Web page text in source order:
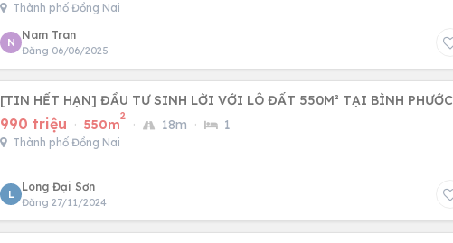
Thành phố Đồng Nai
N
Nam Tran
Đăng 06/06/2025
[TIN HẾT HẠN] ĐẦU TƯ SINH LỜI VỚI LÔ ĐẤT 550M² TẠI BÌNH PHƯỚC
990 triệu · 550m
2
· 18m · 1
Thành phố Đồng Nai
L
Long Đại Sơn
Đăng 27/11/2024